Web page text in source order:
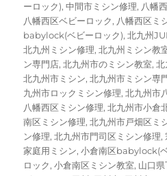
ーロック),中間市ミシン修理, 八幡
八幡西区ベビーロック, 八幡西区ミ
babylock(ベビーロック),北九州
北九州ミシン修理,北九州ミシン教
ン専門店,北九州市のミシン教室,北
北九州市ミシン,北九州市ミシン専
九州市ロックミシン修理,北九州市
八幡西区ミシン修理,北九州市小倉
南区ミシン修理,北九州市戸畑区ミ
ン修理,北九州市門司区ミシン修理,
家庭用ミシン,小倉南区babylock(
ロック,小倉南区ミシン教室, 山口